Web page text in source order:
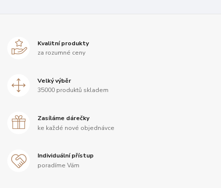
Kvalitní produkty
za rozumné ceny
Velký výběr
35000 produktů skladem
Zasíláme dárečky
ke každé nové objednávce
Individuální přístup
poradíme Vám